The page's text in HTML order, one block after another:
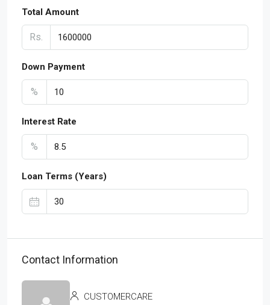
Total Amount
Rs.
Down Payment
%
Interest Rate
%
Loan Terms (Years)
Contact Information
CUSTOMERCARE